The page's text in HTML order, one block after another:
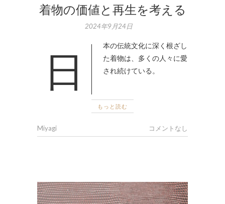
着物の価値と再生を考える
2024年9月24日
日本の伝統文化に深く根ざし
た着物は、多くの人々に愛
され続けている。
もっと読む
Miyagi コメントなし